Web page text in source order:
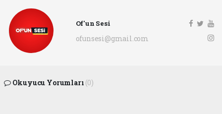
Of'un Sesi
ofunsesi@gmail.com
Okuyucu Yorumları (0)